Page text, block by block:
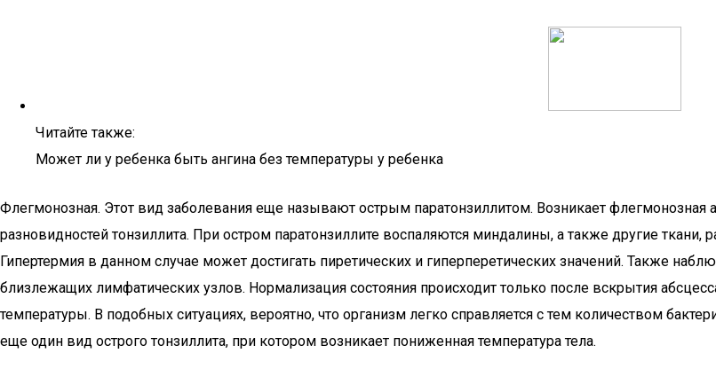
Читайте также:
Может ли у ребенка быть ангина без температуры у ребенка
Флегмонозная. Этот вид заболевания еще называют острым паратонзиллитом. Возникает флегмонозная
разновидностей тонзиллита. При остром паратонзиллите воспаляются миндалины, а также другие
Гипертермия в данном случае может достигать пиретических и гиперперетических значений. Также
близлежащих лимфатических узлов. Нормализация состояния происходит только после вскрытия
температуры. В подобных ситуациях, вероятно, что организм легко справляется с тем количеством
еще один вид острого тонзиллита, при котором возникает пониженная температура тела.